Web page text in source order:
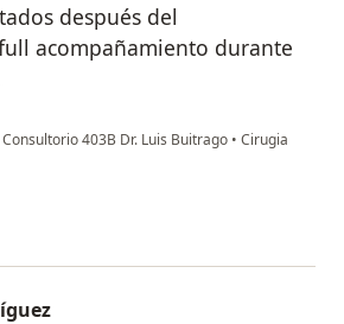
después del
acompañamiento durante
403B Dr. Luis Buitrago • Cirugia
Valencia